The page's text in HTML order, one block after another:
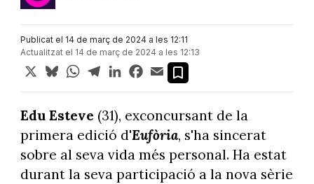
Publicat el 14 de març de 2024 a les 12:11
Actualitzat el 14 de març de 2024 a les 12:13
X BlueskyWhatsApp
TelegramLinkedInFacebook
Email
Edu Esteve (31), exconcursant de la
primera edició d'Eufòria, s'ha sincerat
sobre al seva vida més personal. Ha estat
durant la seva participació a la nova sèrie